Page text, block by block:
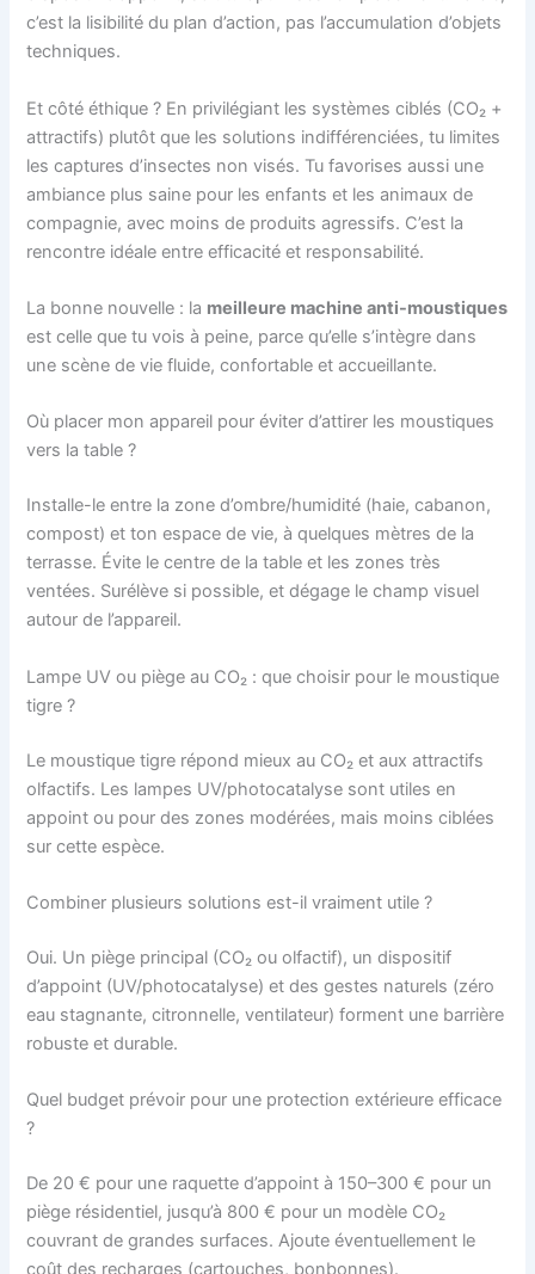
c’est la lisibilité du plan d’action, pas l’accumulation d’objets
techniques.
Et côté éthique ? En privilégiant les systèmes ciblés (CO₂ +
attractifs) plutôt que les solutions indifférenciées, tu limites
les captures d’insectes non visés. Tu favorises aussi une
ambiance plus saine pour les enfants et les animaux de
compagnie, avec moins de produits agressifs. C’est la
rencontre idéale entre efficacité et responsabilité.
La bonne nouvelle : la meilleure machine anti-moustiques
est celle que tu vois à peine, parce qu’elle s’intègre dans
une scène de vie fluide, confortable et accueillante.
Où placer mon appareil pour éviter d’attirer les moustiques
vers la table ?
Installe-le entre la zone d’ombre/humidité (haie, cabanon,
compost) et ton espace de vie, à quelques mètres de la
terrasse. Évite le centre de la table et les zones très
ventées. Surélève si possible, et dégage le champ visuel
autour de l’appareil.
Lampe UV ou piège au CO₂ : que choisir pour le moustique
tigre ?
Le moustique tigre répond mieux au CO₂ et aux attractifs
olfactifs. Les lampes UV/photocatalyse sont utiles en
appoint ou pour des zones modérées, mais moins ciblées
sur cette espèce.
Combiner plusieurs solutions est-il vraiment utile ?
Oui. Un piège principal (CO₂ ou olfactif), un dispositif
d’appoint (UV/photocatalyse) et des gestes naturels (zéro
eau stagnante, citronnelle, ventilateur) forment une barrière
robuste et durable.
Quel budget prévoir pour une protection extérieure efficace
?
De 20 € pour une raquette d’appoint à 150–300 € pour un
piège résidentiel, jusqu’à 800 € pour un modèle CO₂
couvrant de grandes surfaces. Ajoute éventuellement le
coût des recharges (cartouches, bonbonnes).